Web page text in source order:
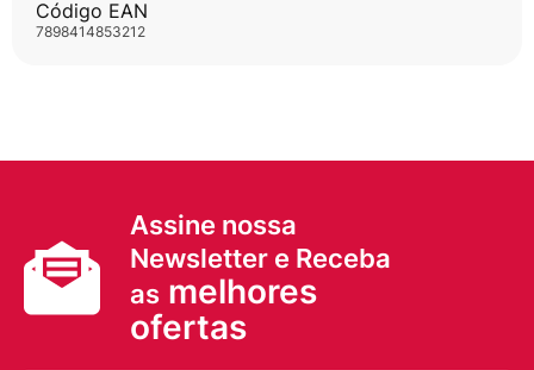
Código EAN
7898414853212
Assine nossa
Newsletter e Receba
as melhores
ofertas